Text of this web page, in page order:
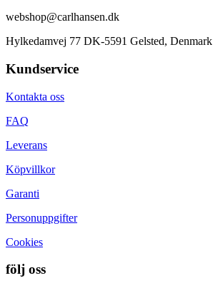
webshop@carlhansen.dk
Hylkedamvej 77 DK-5591 Gelsted, Denmark
Kundservice
Kontakta oss
FAQ
Leverans
Köpvillkor
Garanti
Personuppgifter
Cookies
följ oss